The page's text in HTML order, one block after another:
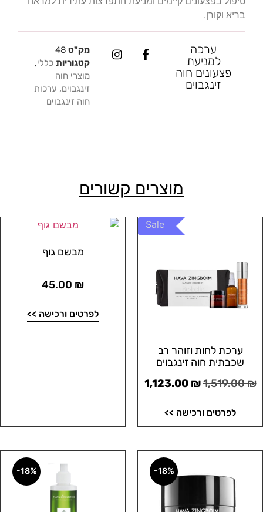
בריא וקורן.
ערכה
למניעת
פצעונים חוה
זינגבוים
מק"ט 48
קטגוריות כללי,
מוצרי חוה
זינגבוים, ערכות
חוה זינגבוים
מוצרים קשורים
ערכת לחות וזוהר רב
שכבתית חוה זינגבוים
1,519.00₪
1,123.00 ₪
לפרטים ורכישה >>
Sale
מבשם גוף
45.00 ₪
לפרטים ורכישה >>
-18%
-18%